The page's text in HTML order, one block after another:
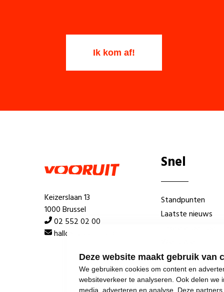
Deze website maakt gebruik van
We gebruiken cookies om content en
websiteverkeer te analyseren. Ook delen
media, adverteren en analyse. Deze
Keizerslaan 13
1000 Brussel
02 552 02 00
hallo@vooruit.org
Snel
Standpunten
Laatste nieuws